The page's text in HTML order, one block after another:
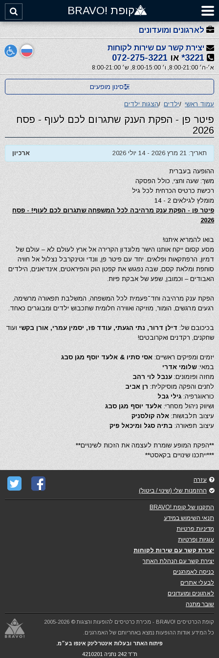
קופת !BRAVO
לארגונים ומועדונים
יצירת קשר עם שירות לקוחות
3221* או 072-275-3221
א׳-ה׳ 8:00-21:00, ו׳ 8:00-15:00, ש׳ 8:00-21:00
סינון מופעים
עמוד ראשי /ילדים /הצגות ילדים
פיטר פן - הפקת הענק שתגרום לכם לעוף - פסח
2026
ארכיון תאריך: 21 מרץ 2026 - 14 יולי 2026
ההופעה בעברית
משך: שעה וחצי, כולל הפסקה
רכישת כרטיס הכרחית לכל גיל
מומלץ לגילאים 2 - 14
פיטר פן - הפקת ענק מרהיבה לכל המשפחה שתגרום לכם לעוף! - פסח
2026
בואו להמריא איתנו!
מסע קסום ייקח אותנו הישר מלונדון הקרירה אל ארץ לעולם לא – עולם של
דמיון, הרפתקאות ופלאים. יחד עם פיטר פן, וונדי וטינקרבל נצלול אל חוויה
סוחפת ומלאת קסם, שבה נפגוש את קפטן הוק והפיראטים, אינדיאנים, הילדים
האבודים – וכמובן, שפע של אבקת פיות.
הפקת ענק מרהיבה וחד־פעמית לכל המשפחה, המשלבת תפאורה מרשימה,
רגעים מרגשים, הומור, מוזיקה ואווירה חלומית שתכבוש ילדים ומבוגרים כאחד.
בכיכובם של: דילן דרור, נתי הגעתי, עודד פז, יסמין עמרי, אורן בקשי ועוד
שחקנים, רקדנים ואקרובטים!
יזמים ומפיקים ראשיים: אסי סתיו & אלעד יוסף מגן סבג
במאי:שלומי אדרי
מחזה ופזמונים: ענבל לוי רהב
לחנים והפקה מוסיקלית: רן אביב
כוראוגרפיה: גילי גבל
ושיווק ניהול מסחרי: אלעד יוסף מגן סבג
עיצוב תלבושות: אלה קולסניק
עיצוב תפאורה: בתיה סגל ומיכאל פיק
**הפקת המופע שומרת לעצמה את הזכות לשינויים**
***ייתכנו שינויים בקאסט**
עזרה
ההזמנות שלי (שינוי / ביטול)
התקנון של קופת !BRAVO
תנאי השימוש במידע
מדיניות פרטיות
עוגיות ופרטיות
יצירת קשר עם שירות לקוחות
יצירת קשר עם הנהלת האתר
כניסה לאמרגנים
לבעלי אתרים
לארגונים ומועדונים
שובר מתנה
קופת הכרטיסים !BRAVO - מכירת כרטיסים להופעות והצגות © 2005-2026
כל המידע אודות ההופעות נמצא באחריותם של האמרגנים.
פיתוח האתר ובעלות אינטרלינק אינפו בע״מ.
ת''ד 242 נתניה 4210201